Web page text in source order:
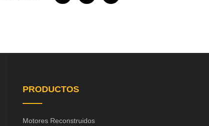
PRODUCTOS
Motores Reconstruidos